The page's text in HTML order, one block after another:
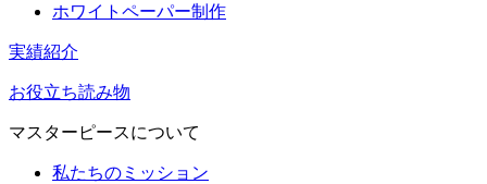
ホワイトペーパー制作
実績紹介
お役立ち読み物
マスターピースについて
私たちのミッション